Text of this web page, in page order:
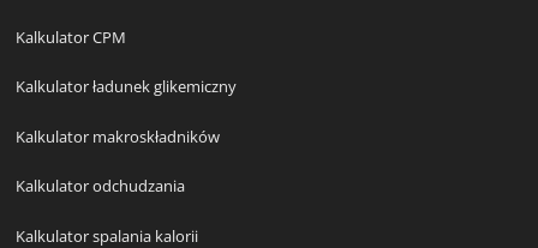
Kalkulator CPM
Kalkulator ładunek glikemiczny
Kalkulator makroskładników
Kalkulator odchudzania
Kalkulator spalania kalorii